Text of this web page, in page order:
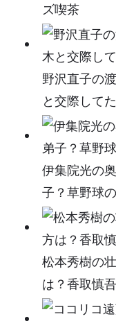
ズ喫茶
野沢直子の
と交際して
伊集院光の
子？草野球
松本秀樹の
は？香取慎